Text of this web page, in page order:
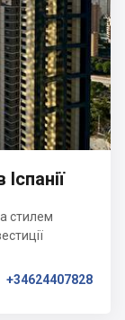
стилем
+34624407828